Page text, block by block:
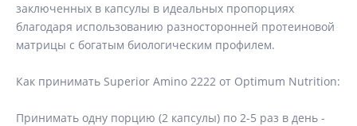
заключенных в капсулы в идеальных пропорциях
благодаря использованию разносторонней протеиновой
матрицы с богатым биологическим профилем.
Как принимать Superior Amino 2222 от Optimum Nutrition:
Принимать одну порцию (2 капсулы) по 2-5 раз в день -